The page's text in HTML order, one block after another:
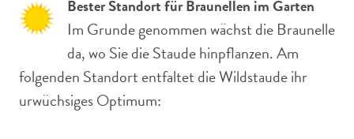
Bester Standort für Braunellen im Garten
Im Grunde genommen wächst die Braunelle
da, wo Sie die Staude hinpflanzen. Am
folgenden Standort entfaltet die Wildstaude ihr
urwüchsiges Optimum: